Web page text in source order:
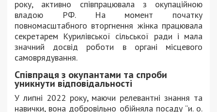
року, активно співпрацювала з окупаційною
владою РФ. На момент початку
повномасштабного вторгнення жінка працювала
секретарем Курилівської сільської ради і мала
значний досвід роботи в органі місцевого
самоврядування.
Співпраця з окупантами та спроби
уникнути відповідальності
У липні 2022 року, маючи релевантні знання та
навички, вона добровільно обійняла посаду “и. о.